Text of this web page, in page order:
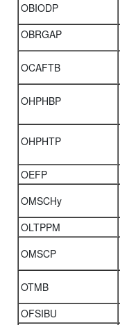
OBIODP
OBRGAP
OCAFTB
OHPHBP
OHPHTP
OEFP
OMSCHy
OLTPPM
OMSCP
OTMB
OFSIBU